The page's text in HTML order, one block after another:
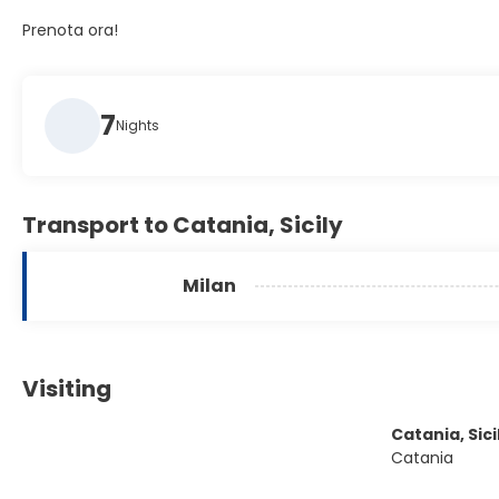
Prenota ora!
7Nights
Transport to Catania, Sicily
Milan
Visiting
Catania,
Catania